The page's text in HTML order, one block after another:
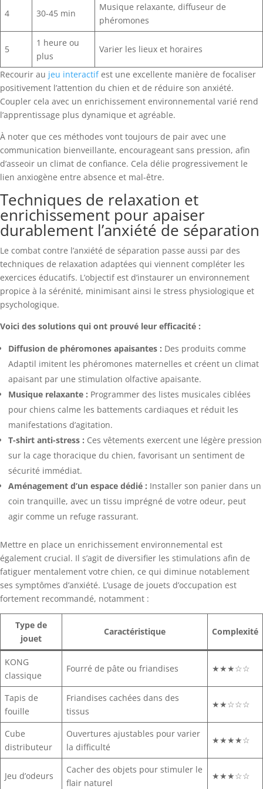
4 30-45 min
Musique relaxante, diffuseur de
phéromones
5
1 heure ou
plus
Varier les lieux et horaires
Recourir au jeu interactifest une excellente manière de focaliser
positivement l’attention du chien et de réduire son anxiété.
Coupler cela avec un enrichissement environnemental varié rend
l’apprentissage plus dynamique et agréable.
À noter que ces méthodes vont toujours de pair avec une
communication bienveillante, encourageant sans pression, afin
d’asseoir un climat de confiance. Cela délie progressivement le
lien anxiogène entre absence et mal-être.
Techniques de relaxation et
enrichissement pour apaiser
durablement l’anxiété de séparation
Le combat contre l’anxiété de séparation passe aussi par des
techniques de relaxation adaptées qui viennent compléter les
exercices éducatifs. L’objectif est d’instaurer un environnement
propice à la sérénité, minimisant ainsi le stress physiologique et
psychologique.
Voici des solutions qui ont prouvé leur efficacité :
Diffusion de phéromones apaisantes : Des produits comme
Adaptil imitent les phéromones maternelles et créent un climat
apaisant par une stimulation olfactive apaisante.
Musique relaxante : Programmer des listes musicales ciblées
pour chiens calme les battements cardiaques et réduit les
manifestations d’agitation.
T-shirt anti-stress : Ces vêtements exercent une légère pression
sur la cage thoracique du chien, favorisant un sentiment de
sécurité immédiat.
Aménagement d’un espace dédié : Installer son panier dans un
coin tranquille, avec un tissu imprégné de votre odeur, peut
agir comme un refuge rassurant.
Mettre en place un enrichissement environnemental est
également crucial. Il s’agit de diversifier les stimulations afin de
fatiguer mentalement votre chien, ce qui diminue notablement
ses symptômes d’anxiété. L’usage de jouets d’occupation est
fortement recommandé, notamment :
Type de
jouet
Caractéristique Complexité
KONG
classique
Fourré de pâte ou friandises ★★★☆☆
Tapis de
fouille
Friandises cachées dans des
tissus
★★☆☆☆
Cube
distributeur
Ouvertures ajustables pour varier
la difficulté
★★★★☆
Jeu d’odeurs
Cacher des objets pour stimuler le
flair naturel
★★★☆☆